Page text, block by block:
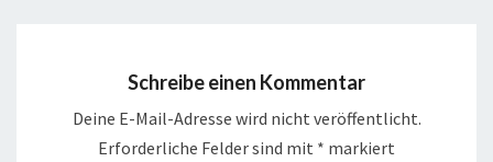
Schreibe einen Kommentar
Deine E-Mail-Adresse wird nicht veröffentlicht.
Erforderliche Felder sind mit * markiert